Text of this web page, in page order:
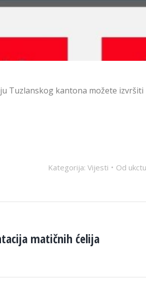
Tuzlanskog kantona možete izvršiti
Kategorija: Vijesti Od
matičnih ćelija